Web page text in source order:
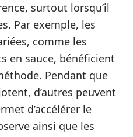
surtout lorsqu’il
Par exemple, les
comme les
en sauce, bénéficient
Pendant que
d’autres peuvent
d’accélérer le
ainsi que les